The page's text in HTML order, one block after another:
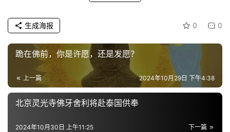
0 0
生成海报
跪在佛前，你是许愿，还是发愿？
上一篇 2024年10月29日 下午4:38
北京灵光寺佛牙舍利将赴泰国供奉
下一篇
2024年10月30日 上午11:25